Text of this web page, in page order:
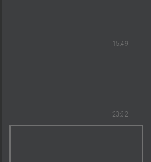
15:49
23:32